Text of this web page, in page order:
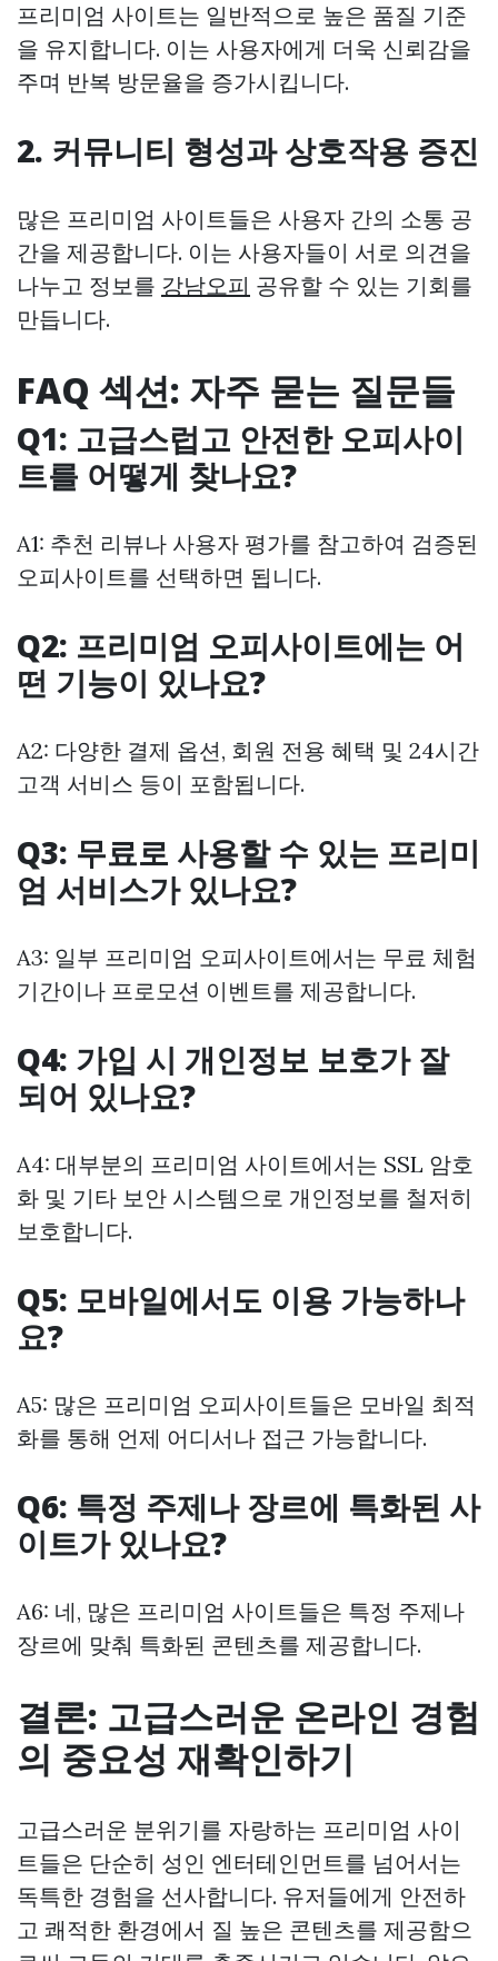
프리미엄 사이트는 일반적으로 높은 품질 기준
을 유지합니다. 이는 사용자에게 더욱 신뢰감을
주며 반복 방문율을 증가시킵니다.
2. 커뮤니티 형성과 상호작용 증진
많은 프리미엄 사이트들은 사용자 간의 소통 공
간을 제공합니다. 이는 사용자들이 서로 의견을
나누고 정보를 강남오피 공유할 수 있는 기회를
만듭니다.
FAQ 섹션: 자주 묻는 질문들
Q1: 고급스럽고 안전한 오피사이
트를 어떻게 찾나요?
A1: 추천 리뷰나 사용자 평가를 참고하여 검증된
오피사이트를 선택하면 됩니다.
Q2: 프리미엄 오피사이트에는 어
떤 기능이 있나요?
A2: 다양한 결제 옵션, 회원 전용 혜택 및 24시간
고객 서비스 등이 포함됩니다.
Q3: 무료로 사용할 수 있는 프리미
엄 서비스가 있나요?
A3: 일부 프리미엄 오피사이트에서는 무료 체험
기간이나 프로모션 이벤트를 제공합니다.
Q4: 가입 시 개인정보 보호가 잘
되어 있나요?
A4: 대부분의 프리미엄 사이트에서는 SSL 암호
화 및 기타 보안 시스템으로 개인정보를 철저히
보호합니다.
Q5: 모바일에서도 이용 가능하나
요?
A5: 많은 프리미엄 오피사이트들은 모바일 최적
화를 통해 언제 어디서나 접근 가능합니다.
Q6: 특정 주제나 장르에 특화된 사
이트가 있나요?
A6: 네, 많은 프리미엄 사이트들은 특정 주제나
장르에 맞춰 특화된 콘텐츠를 제공합니다.
결론: 고급스러운 온라인 경험
의 중요성 재확인하기
고급스러운 분위기를 자랑하는 프리미엄 사이
트들은 단순히 성인 엔터테인먼트를 넘어서는
독특한 경험을 선사합니다. 유저들에게 안전하
고 쾌적한 환경에서 질 높은 콘텐츠를 제공함으